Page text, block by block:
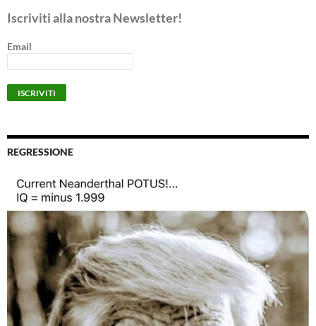
Iscriviti alla nostra Newsletter!
Email
REGRESSIONE